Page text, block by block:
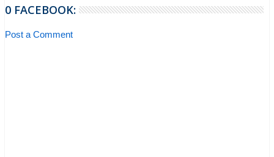
0 FACEBOOK:
Post a Comment